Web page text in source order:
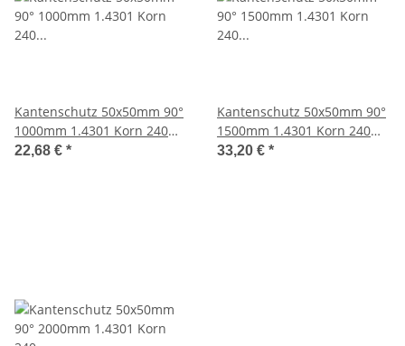
Kantenschutz 50x50mm 90°
1000mm 1.4301 Korn 240
geschliffen
22,68 € *
Kantenschutz 50x50mm 90°
1500mm 1.4301 Korn 240
geschliffen
33,20 € *